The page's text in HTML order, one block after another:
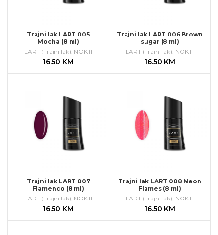
Trajni lak LART 005
Mocha (8 ml)
LART (Trajni lak), NOKTI
16.50 KM
Trajni lak LART 006 Brown
sugar (8 ml)
LART (Trajni lak), NOKTI
16.50 KM
Trajni lak LART 007
Flamenco (8 ml)
LART (Trajni lak) NOKTI
16.50 KM
Trajni lak LART 008 Neon
Flames (8 ml)
LART (Trajni lak) NOKTI
16.50 KM